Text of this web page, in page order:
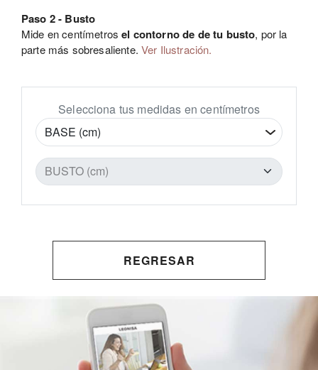
Paso 2 - Busto
Mide en centímetrosel contorno de de tu busto, por la
parte más sobresaliente.Ver Ilustración.
Selecciona tus medidas en centímetros
REGRESAR